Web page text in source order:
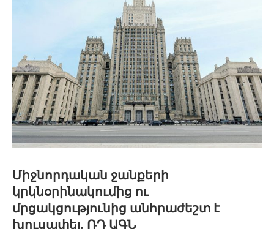
Միջնորդական ջանքերի
կրկնօրինակումից ու
մրցակցությունից անհրաժեշտ է
խուսափել. ՌԴ ԱԳՆ